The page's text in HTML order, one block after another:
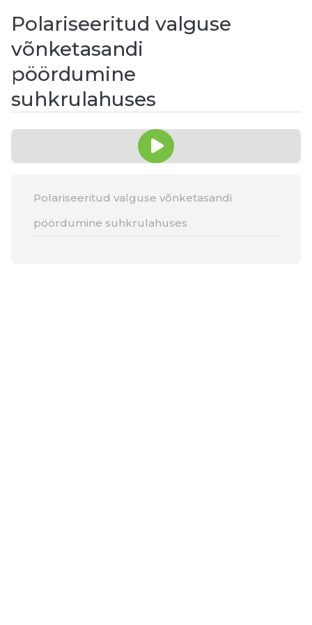
Polariseeritud valguse
võnketasandi
pöördumine
suhkrulahuses
Polariseeritud valguse võnketasandi
pöördumine suhkrulahuses